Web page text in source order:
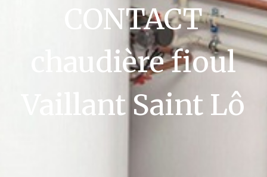
CONTACT
chaudière fioul
Vaillant Saint Lô